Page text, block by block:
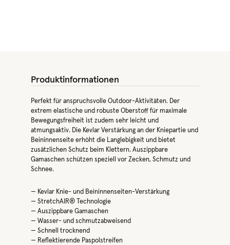
Produktinformationen
Perfekt für anspruchsvolle Outdoor-Aktivitäten. Der
extrem elastische und robuste Oberstoff für maximale
Bewegungsfreiheit ist zudem sehr leicht und
atmungsaktiv. Die Kevlar Verstärkung an der Kniepartie und
Beininnenseite erhöht die Langlebigkeit und bietet
zusätzlichen Schutz beim Klettern. Auszippbare
Gamaschen schützen speziell vor Zecken, Schmutz und
Schnee.
— Kevlar Knie- und Beininnenseiten-Verstärkung
— StretchAIR® Technologie
— Auszippbare Gamaschen
— Wasser- und schmutzabweisend
— Schnell trocknend
— Reflektierende Paspolstreifen